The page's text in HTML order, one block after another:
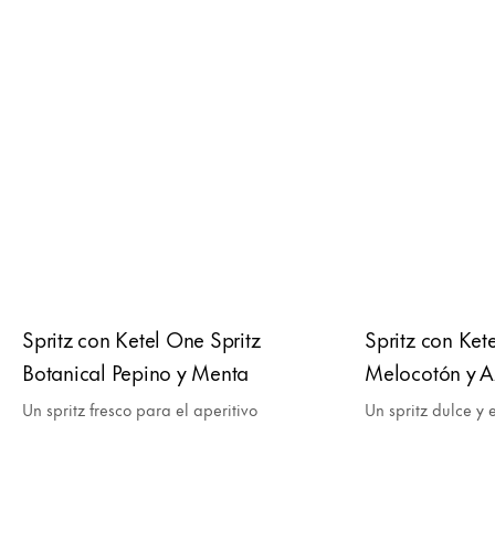
Spritz con Ketel One Spritz
Botanical Pepino y Menta
Un spritz fresco para el aperitivo
Spritz con
Melocotón y
Un spritz dulce y